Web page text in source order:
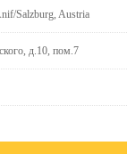
Salzburg, Austria
д.10, пом.7